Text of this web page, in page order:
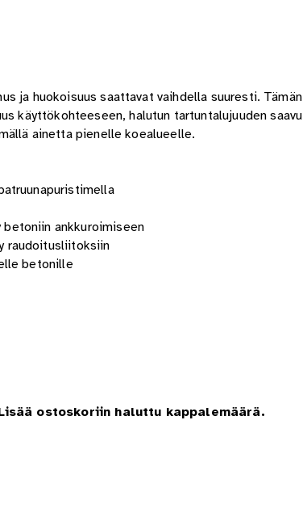
ja huokoisuus saattavat vaihdella suuresti.
käyttökohteeseen, halutun tartuntalujuuden
ainetta pienelle koealueelle.
betoniin ankkuroimiseen
raudoitusliitoksiin
betonille
ostoskoriin haluttu kappalemäärä.